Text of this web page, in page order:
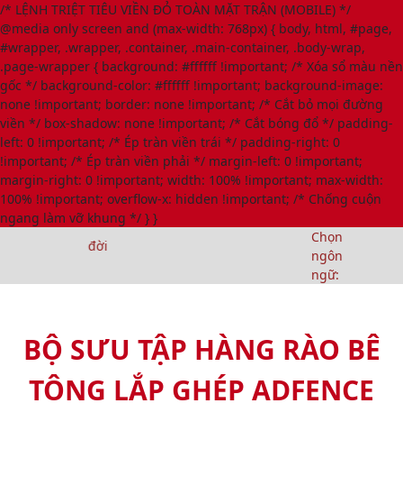
/* LỆNH TRIỆT TIÊU VIỀN ĐỎ TOÀN MẶT TRẬN (MOBILE) */
@media only screen and (max-width: 768px) { body, html, #page,
#wrapper, .wrapper, .container, .main-container, .body-wrap,
.page-wrapper { background: #ffffff !important; /* Xóa sổ màu nền
gốc */ background-color: #ffffff !important; background-image:
none !important; border: none !important; /* Cắt bỏ mọi đường
viền */ box-shadow: none !important; /* Cắt bóng đổ */ padding-
left: 0 !important; /* Ép tràn viền trái */ padding-right: 0
!important; /* Ép tràn viền phải */ margin-left: 0 !important;
margin-right: 0 !important; width: 100% !important; max-width:
100% !important; overflow-x: hidden !important; /* Chống cuộn
ngang làm vỡ khung */ } }
vững trọn đời
Chọn
ngôn
ngữ:
BỘ SƯU TẬP HÀNG RÀO BÊ
TÔNG LẮP GHÉP ADFENCE